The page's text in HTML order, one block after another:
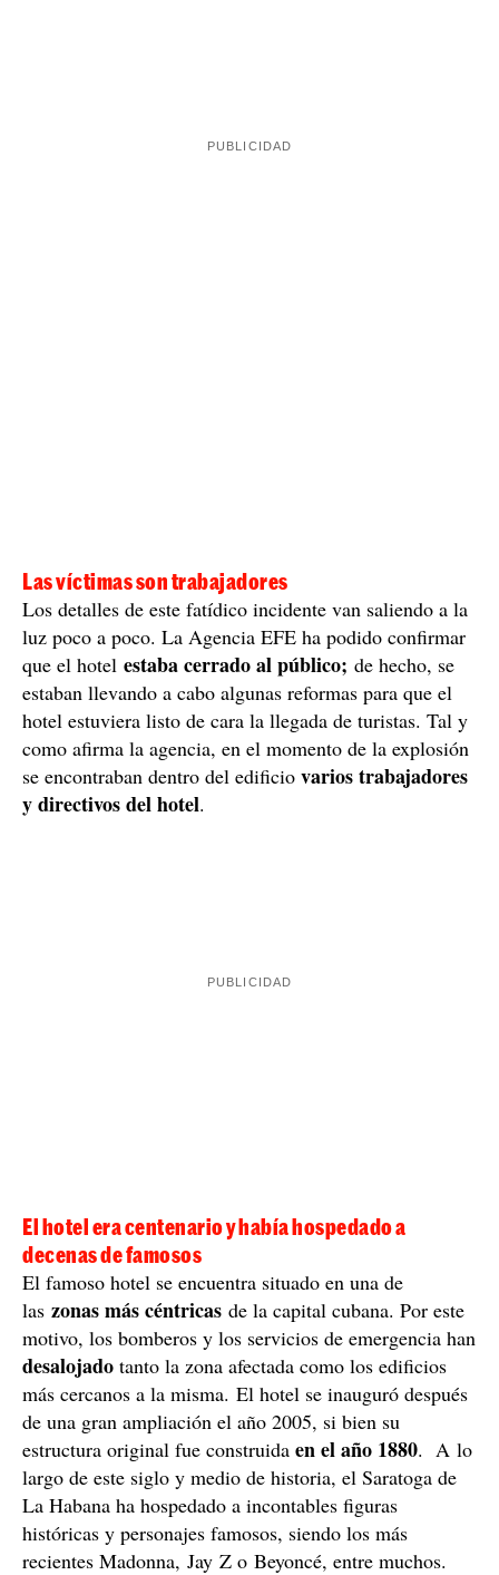
Las víctimas son trabajadores
Los detalles de este fatídico incidente van saliendo a la
luz poco a poco. La Agencia EFE ha podido confirmar
que el hotel estaba cerrado al público; de hecho, se
estaban llevando a cabo algunas reformas para que el
hotel estuviera listo de cara la llegada de turistas. Tal y
como afirma la agencia, en el momento de la explosión
se encontraban dentro del edificio varios trabajadores
y directivos del hotel.
El hotel era centenario y había hospedado a
decenas de famosos
El famoso hotel se encuentra situado en una de
las zonas más céntricas de la capital cubana. Por este
motivo, los bomberos y los servicios de emergencia han
desalojado tanto la zona afectada como los edificios
más cercanos a la misma. El hotel se inauguró después
de una gran ampliación el año 2005, si bien su
estructura original fue construida en el año 1880. A lo
largo de este siglo y medio de historia, el Saratoga de
La Habana ha hospedado a incontables figuras
históricas y personajes famosos, siendo los más
recientes Madonna, Jay Z o Beyoncé, entre muchos.